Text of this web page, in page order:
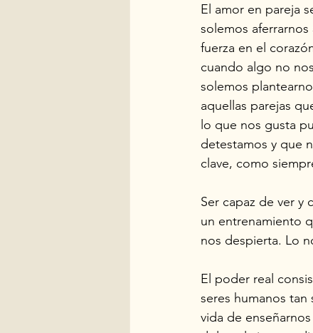
El amor en pareja
solemos
fuerza en el
cuando algo no
solemos
aquellas parejas
lo que nos gusta
detestamos y que
clave, como
Ser capaz de ver
un entrenamiento
nos despierta. Lo
El poder real
seres humanos
vida de